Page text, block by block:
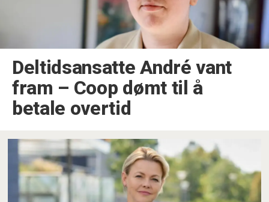
Deltidsansatte André vant
fram – Coop dømt til å
betale overtid